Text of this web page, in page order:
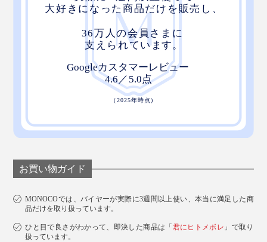
お買い物ガイド
MONOCOでは、バイヤーが実際に3週間以上使い、本当に満足した商
品だけを取り扱っています。
ひと目で良さがわかって、即決した商品は「 君にヒトメボレ 」で取り
扱っています。